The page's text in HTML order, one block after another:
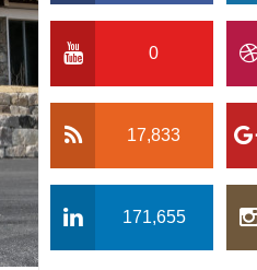
0
17,833
171,655